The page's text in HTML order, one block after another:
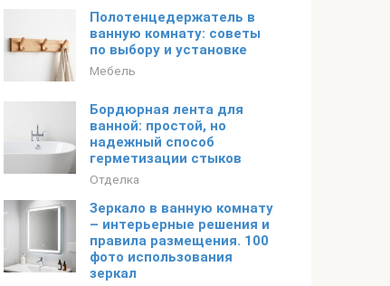
Полотенцедержатель в
ванную комнату: советы
по выбору и установке
Мебель
Бордюрная лента для
ванной: простой, но
надежный способ
герметизации стыков
Отделка
Зеркало в ванную комнату
– интерьерные решения и
правила размещения. 100
фото использования
зеркал